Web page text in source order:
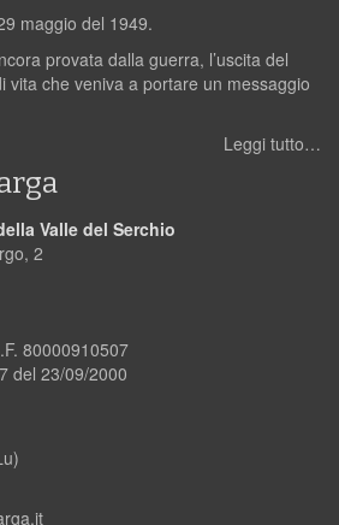
maggio del 1949.
provata dalla guerra, l’uscita del
vita che veniva a portare un messaggio
Leggi tutto…
Valle del Serchio
2
80000910507
del 23/09/2000